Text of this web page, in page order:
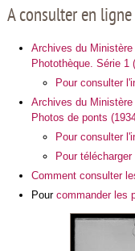
A consulter en ligne
Archives du
Photothèque. Série 1
Pour consulter
Archives du
Photos de ponts
Pour consulter
Pour
Comment consulter
Pour commander les